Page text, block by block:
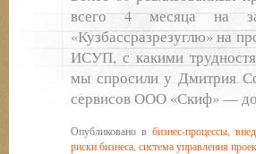
всего 4 месяца на
«Кузбассразрезуглю» на
ИСУП, с какими
мы спросили у Дмитрия
сервисов ООО «Скиф» —
Опубликовано в бизнес-процессы,
риски бизнеса система управления